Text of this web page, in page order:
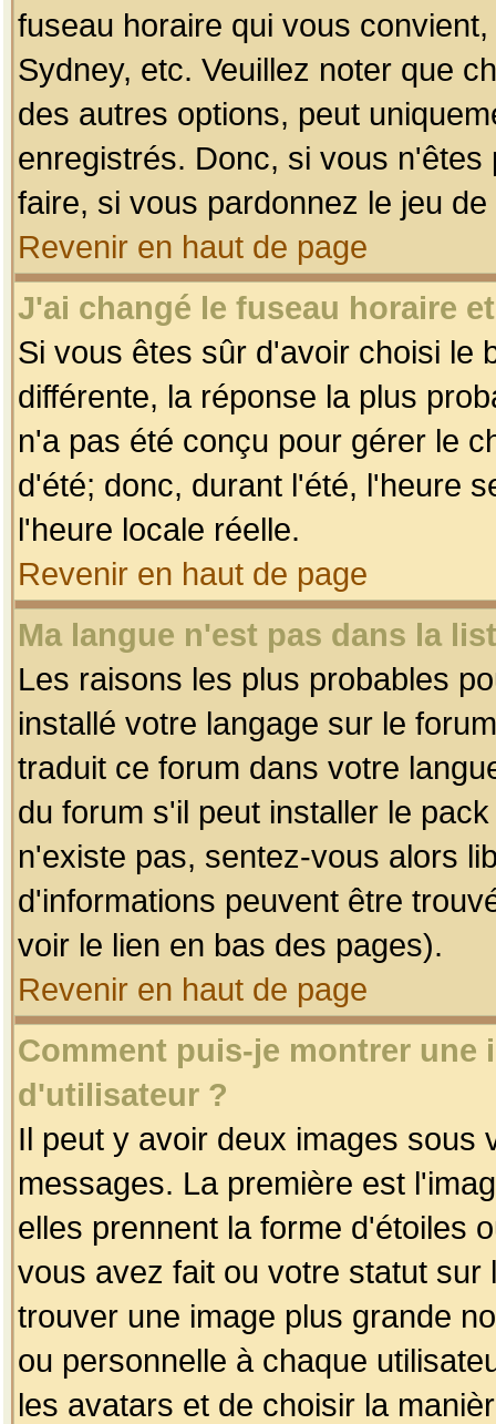
fuseau horaire qui vous
Sydney, etc. Veuillez noter que
des autres options, peut
enregistrés. Donc, si vous
faire, si vous pardonnez le jeu
Revenir en haut de page
J'ai changé le fuseau horaire
Si vous êtes sûr d'avoir choisi le
différente, la réponse la plus
n'a pas été conçu pour gérer le
d'été; donc, durant l'été, l'heure
l'heure locale réelle.
Revenir en haut de page
Ma langue n'est pas dans la
Les raisons les plus probables
installé votre langage sur le
traduit ce forum dans votre
du forum s'il peut installer le
n'existe pas, sentez-vous alors
d'informations peuvent être
voir le lien en bas des pages).
Revenir en haut de page
Comment puis-je montrer une
d'utilisateur ?
Il peut y avoir deux images sous
messages. La première est
elles prennent la forme d'étoiles
vous avez fait ou votre statut
trouver une image plus grande
ou personnelle à chaque
les avatars et de choisir la